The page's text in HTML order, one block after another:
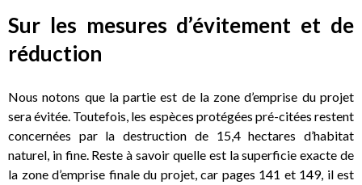
Sur les mesures d’évitement et de
réduction
Nous notons que la partie est de la zone d’emprise du projet
sera évitée. Toutefois, les espèces protégées pré-citées restent
concernées par la destruction de 15,4 hectares d’habitat
naturel, in fine. Reste à savoir quelle est la superficie exacte de
la zone d’emprise finale du projet, car pages 141 et 149, il est